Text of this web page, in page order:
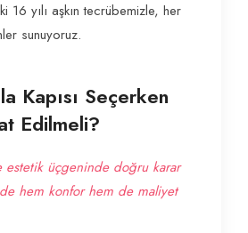
16 yılı aşkın tecrübemizle, her
sunuyoruz.
Kapısı Seçerken
Edilmeli?
estetik üçgeninde doğru karar
hem konfor hem de maliyet